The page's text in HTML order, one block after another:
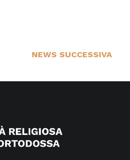
NEWS SUCCESSIVA